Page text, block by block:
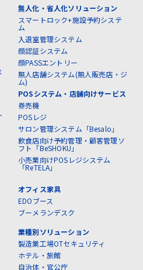
無人化・省人化ソリューション
スマートロック+施設予約システ
ム
入退室管理システム
顔認証システム
顔PASSエントリー
無人店舗システム(無人販売店・ジ
ム)
POSシステム・店舗向けサービス
券売機
POSレジ
サロン管理システム「Besalo」
飲食店向け予約管理・顧客管理ソ
フト「BeSHOKU」
小売業向けPOSレジシステム
「ReTELA」
オフィス家具
EDOブース
ブーメランデスク
業種別ソリューション
製造業工場OTセキュリティ
ホテル・旅館
自治体・官公庁